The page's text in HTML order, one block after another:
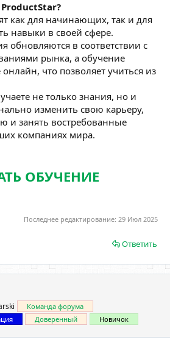
как для начинающих, так и для
навыки в своей сфере.
обновляются в соответствии с
рынка, а обучение
что позволяет учиться из
не только знания, но и
изменить свою карьеру,
и занять востребованные
компаниях мира.
ОБУЧЕНИЕ
Последнее редактирование: 29 Июл 2025
Ответить
Команда форума
Доверенный Новичок